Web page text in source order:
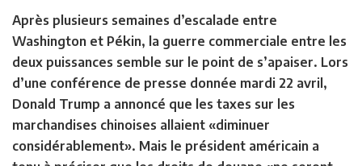
Après plusieurs semaines d’escalade entre
Washington et Pékin, la guerre commerciale entre les
deux puissances semble sur le point de s’apaiser. Lors
d’une conférence de presse donnée mardi 22 avril,
Donald Trump a annoncé que les taxes sur les
marchandises chinoises allaient «diminuer
considérablement». Mais le président américain a